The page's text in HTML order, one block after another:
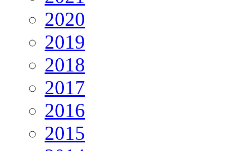
2020
2019
2018
2017
2016
2015